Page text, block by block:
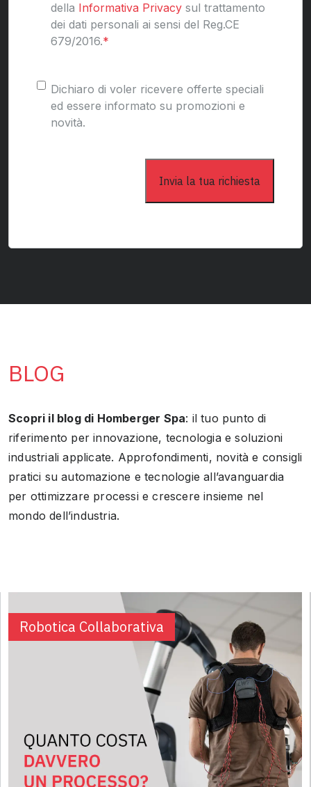
della Informativa Privacy sul trattamento
dei dati personali ai sensi del Reg.CE
679/2016.*
Consenso
Dichiaro di voler ricevere offerte speciali
ed essere informato su promozioni e
novità.
BLOG
Scopri il blog di Homberger Spa: il tuo punto di
riferimento per innovazione, tecnologia e soluzioni
industriali applicate. Approfondimenti, novità e consigli
pratici su automazione e tecnologie all’avanguardia
per ottimizzare processi e crescere insieme nel
mondo dell’industria.
Robotica Collaborativa